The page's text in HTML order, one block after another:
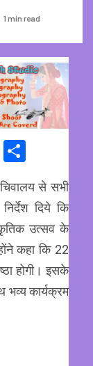
1 min read
Telegram
से सभी
दिये कि
उत्सव के
कहा कि 22
होगी। इसके
भव्य कार्यक्रम